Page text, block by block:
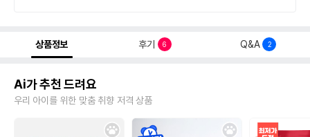
상품정보 후기 6 Q&A 2
Ai가 추천 드려요
우리 아이를 위한 맞춤 취향 저격 상품